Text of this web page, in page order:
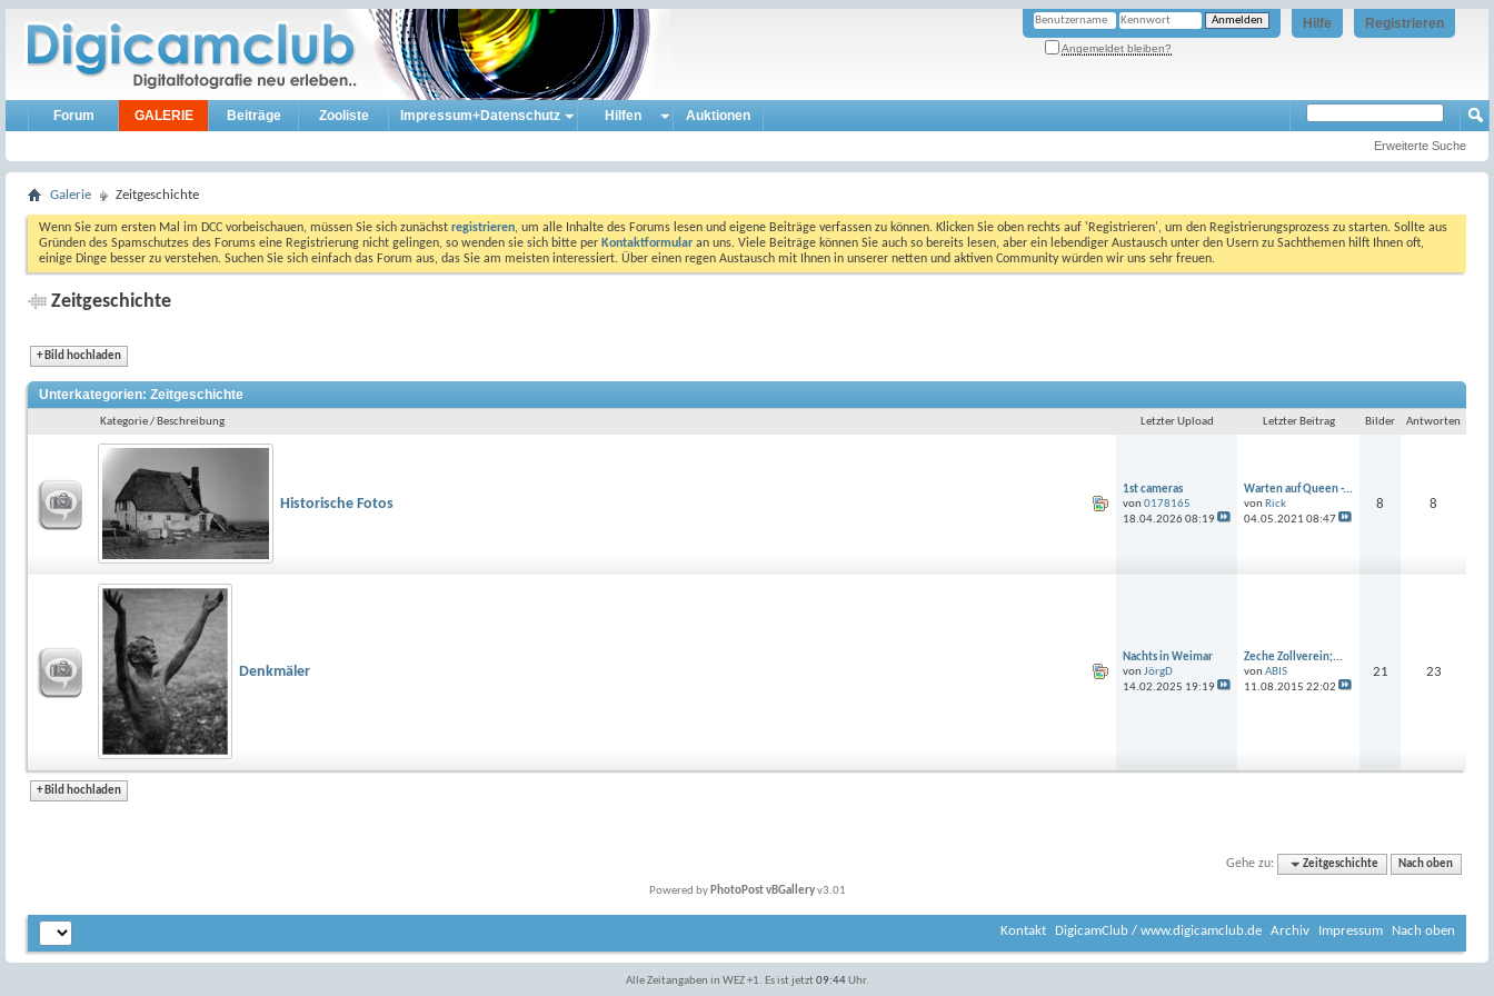
Registrieren
Hilfe
Angemeldet bleiben?
Forum GALERIE Beiträge Zooliste Impressum+Datenschutz Hilfen Auktionen
Erweiterte Suche
Galerie Zeitgeschichte
Wenn Sie zum ersten Mal im DCC vorbeischauen, müssen Sie sich zunächst registrieren, um alle Inhalte des Forums lesen und eigene Beiträge verfassen zu können. Klicken Sie oben rechts auf 'Registrieren', um den Registrierungsprozess zu starten. Sollte aus
Gründen des Spamschutzes des Forums eine Registrierung nicht gelingen, so wenden sie sich bitte per Kontaktformular an uns. Viele Beiträge können Sie auch so bereits lesen, aber ein lebendiger Austausch unter den Usern zu Sachthemen hilft Ihnen oft,
einige Dinge besser zu verstehen. Suchen Sie sich einfach das Forum aus, das Sie am meisten interessiert. Über einen regen Austausch mit Ihnen in unserer netten und aktiven Community würden wir uns sehr freuen.
Zeitgeschichte
+Bild hochladen
Unterkategorien: Zeitgeschichte
Kategorie / Beschreibung Letzter Upload Letzter Beitrag Bilder Antworten
Historische Fotos
1st cameras
von 0178165
18.04.202608:19
Warten auf Queen -...
von Rick
04.05.2021 08:47
8 8
Denkmäler
Nachts in Weimar
von JörgD
14.02.2025 19:19
Zeche Zollverein;...
von ABIS
11.08.2015 22:02
21 23
+Bild hochladen
Gehe zu: Zeitgeschichte Nach oben
Powered by PhotoPost vBGalleryv3.01
Kontakt DigicamClub / www.digicamclub.de Archiv Impressum Nach oben
Alle Zeitangaben in WEZ +1. Es ist jetzt09:44Uhr.